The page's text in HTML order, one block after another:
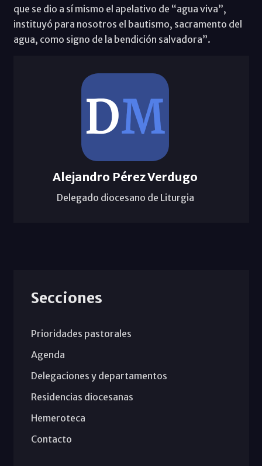
que se dio a sí mismo el apelativo de “agua viva”,
instituyó para nosotros el bautismo, sacramento del
agua, como signo de la bendición salvadora”.
Alejandro Pérez Verdugo
Delegado diocesano de Liturgia
Secciones
Prioridades pastorales
Agenda
Delegaciones y departamentos
Residencias diocesanas
Hemeroteca
Contacto